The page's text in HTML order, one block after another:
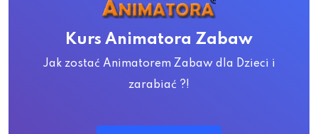
Kurs Animatora Zabaw
Jak zostać Animatorem Zabaw dla Dzieci i
zarabiać ?!